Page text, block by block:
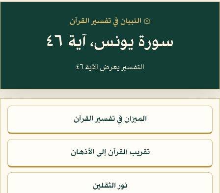
۞ التبيان في تفسير القرآن
سورة يونس، آية ٤٦
التفسير يعرض الآية ٤٦
الميزان في تفسير القرآن
تقريب القرآن إلى الأذهان
نور الثقلين